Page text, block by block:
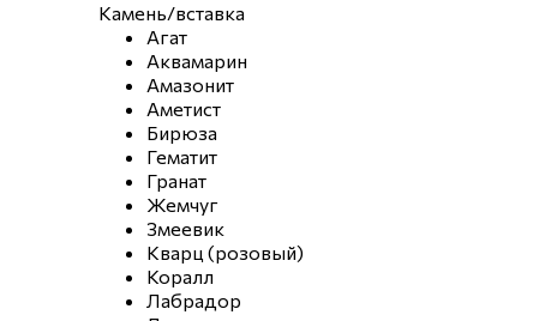
Камень/вставка
Агат
Аквамарин
Амазонит
Аметист
Бирюза
Гематит
Гранат
Жемчуг
Змеевик
Кварц (розовый)
Коралл
Лабрадор